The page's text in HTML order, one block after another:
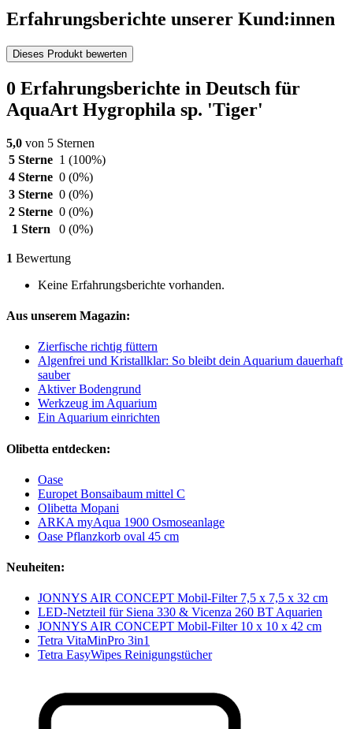
Erfahrungsberichte unserer Kund:innen
Dieses Produkt bewerten
0 Erfahrungsberichte in Deutsch für
AquaArt Hygrophila sp. 'Tiger'
5,0 von 5 Sternen
5 Sterne 1 (100%)
4 Sterne 0 (0%)
3 Sterne 0 (0%)
2 Sterne 0 (0%)
1 Stern
0 (0%)
1 Bewertung
Keine Erfahrungsberichte vorhanden.
Aus unserem Magazin:
Zierfische richtig füttern
Algenfrei und Kristallklar: So bleibt dein Aquarium dauerhaft
sauber
Aktiver Bodengrund
Werkzeug im Aquarium
Ein Aquarium einrichten
Olibetta entdecken:
Oase
Europet Bonsaibaum mittel C
Olibetta Mopani
ARKA myAqua 1900 Osmoseanlage
Oase Pflanzkorb oval 45 cm
Neuheiten:
JONNYS AIR CONCEPT Mobil-Filter 7,5 x 7,5 x 32 cm
LED-Netzteil für Siena 330 & Vicenza 260 BT Aquarien
JONNYS AIR CONCEPT Mobil-Filter 10 x 10 x 42 cm
Tetra VitaMinPro 3in1
Tetra EasyWipes Reinigungstücher